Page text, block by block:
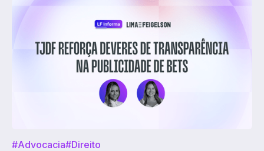
#Advocacia#Direito